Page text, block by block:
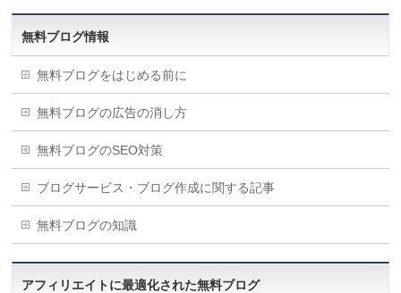
無料ブログ情報
無料ブログをはじめる前に
無料ブログの広告の消し方
無料ブログのSEO対策
ブログサービス・ブログ作成に関する記事
無料ブログの知識
アフィリエイトに最適化された無料ブログ